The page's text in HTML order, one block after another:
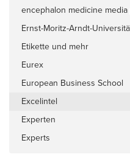
encephalon medicine
Ernst-Moritz-Arndt-
Etikette und mehr
Eurex
European Business School
Excelintel
Experten
Experts